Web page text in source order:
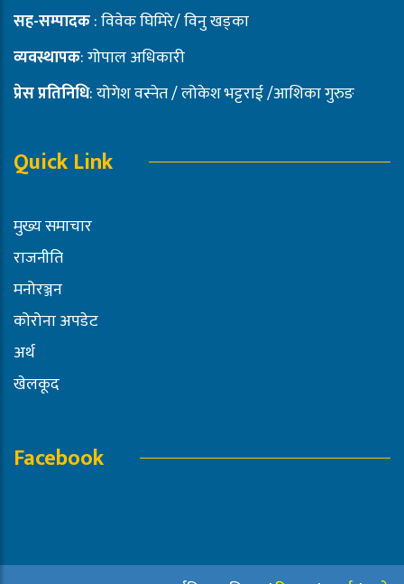
सह-सम्पादक: विवेक घिमिरे/ विनु खड्का
व्यवस्थापक: गोपाल अधिकारी
प्रेस प्रतिनिधि: योगेश वस्नेत / लोकेश भट्टराई /आशिका गुरुङ
Quick Link
मुख्य समाचार
राजनीति
मनोरञ्जन
कोरोना अपडेट
अर्थ
खेलकूद
Facebook